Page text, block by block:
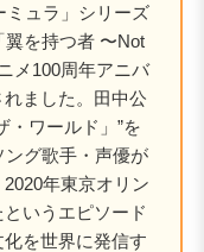
ミュラ」シリーズ
を持つ者 〜Not
メ100周年アニバ
ました。田中公
・ワールド」”を
ング歌手・声優が
年東京オリン
いうエピソード
を世界に発信す